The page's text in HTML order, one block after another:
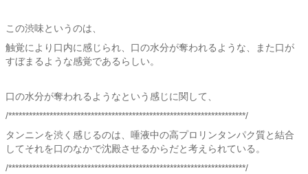
この渋味というのは、
触覚により口内に感じられ、口の水分が奪われるような、また口が
すぼまるような感覚であるらしい。
口の水分が奪われるようなという感じに関して、
/*********************************************************************/
タンニンを渋く感じるのは、唾液中の高プロリンタンパク質と結合
してそれを口のなかで沈殿させるからだと考えられている。
/*********************************************************************/